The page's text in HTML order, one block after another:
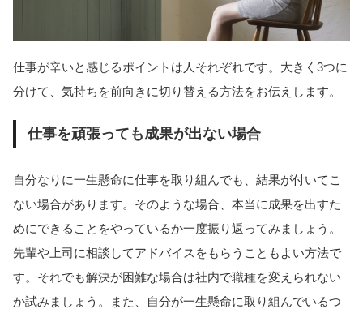
仕事が辛いと感じるポイントは人それぞれです。大きく3つに
分けて、気持ちを前向きに切り替える方法をお伝えします。
仕事を頑張っても成果が出ない場合
自分なりに一生懸命に仕事を取り組んでも、結果が付いてこ
ない場合があります。そのような場合、本当に成果を出すた
めにできることをやっているか一度振り返ってみましょう。
先輩や上司に相談してアドバイスをもらうこともよい方法で
す。それでも解決が困難な場合は社内で職種を変えられない
か試みましょう。また、自分が一生懸命に取り組んでいるつ